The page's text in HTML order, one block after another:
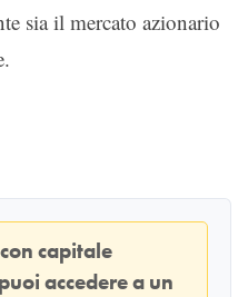
sia il mercato azionario
capitale
puoi accedere a un